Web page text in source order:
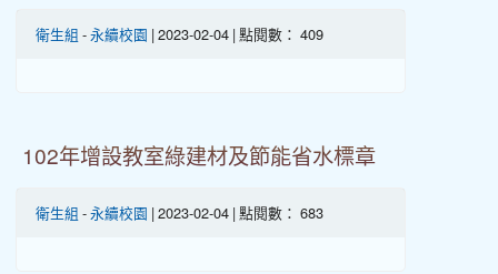
衛生組 - 永續校園 | 2023-02-04 | 點閱數： 409
102年增設教室綠建材及節能省水標章
衛生組 - 永續校園 | 2023-02-04 | 點閱數： 683